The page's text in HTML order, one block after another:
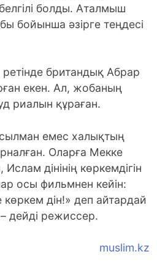
болды. Аталмыш
бойынша әзірге теңдесі
британдық Абрар
екен. Ал, жобаның
риалын құраған.
емес халықтың
Оларға Мекке
дінінің көркемдігін
осы фильмнен кейін:
дін!» деп айтардай
дейді режиссер.
muslim.kz